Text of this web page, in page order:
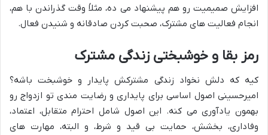
افزایش صمیمیت رو هم پیشنهاد می ده، مثلاً وقت گذراندن با هم،
انجام فعالیت های مشترک، صحبت کردن صادقانه و شنیدن فعال.
رمز بقا و خوشبختی زندگی مشترک
کیه که دلش نخواد زندگی مشترکش پایدار و خوشبخت باشه؟
امیرحسینی اصول اساسی برای پایداری و رضایت مندی تو ازدواج رو
بهمون یادآوری می کنه. این اصول شامل احترام متقابل، اعتماد،
وفاداری، بخشش، حمایت بی قید و شرط، و البته، مهارت های